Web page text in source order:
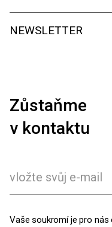
NEWSLETTER
Zůstaňme
v kontaktu
Vaše soukromí je pro